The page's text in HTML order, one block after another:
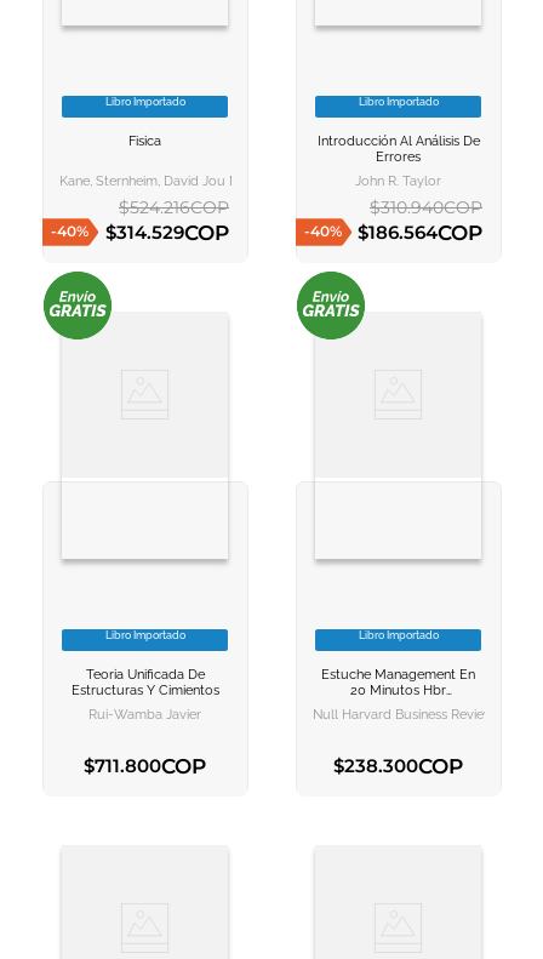
VER INFORMACION
Libro Importado
Fisica
Kane, Sternheim, David Jou Miravent
-40%
$524.216COP
$314.529COP
AGREGAR AL CARRITO
VER INFORMACION
AGREGAR AL
Libro Importado
Introducción Al Análisis De
Errores
John R. Taylor
-40%
$310.940COP
$186.564COP
AGREGAR AL CARRITO
VER INFORMACION
AGREGAR AL
Libro Importado
Teoria Unificada De
Estructuras Y Cimientos
Rui-Wamba Javier
$711.800COP
VER INFORMACION
AGREGAR AL
Libro Importado
Estuche Management En
20 Minutos Hbr
Management Tips
Null Harvard Business Review
$238.300COP